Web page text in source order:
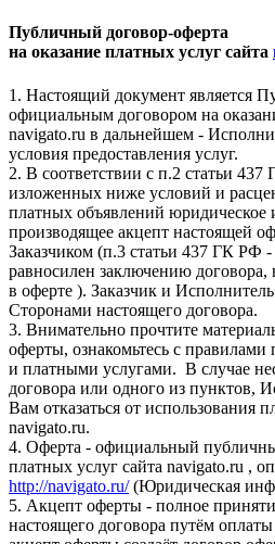
Публичный договор-оферта
на оказание платных услуг сайта
1. Настоящий документ является
официальным договором на
navigato.ru в дальнейшем -
условия предоставления услуг.
2. В соответствии с п.2 статьи
изложенных ниже условий и
платных объявлений юридическое
производящее акцепт настоящей
Заказчиком (п.3 статьи 437 ГК РФ
равносилен заключению
в оферте ). Заказчик и
Сторонами настоящего договора.
3. Внимательно прочтите
оферты, ознакомьтесь с правилами
и платными услугами. В случае
договора или одного из пунктов,
Вам отказаться от использования
navigato.ru.
4. Оферта - официальный
платных услуг сайта navigato.ru ,
http://navigato.ru/(Юридическая
5. Акцепт оферты - полное
настоящего договора путём